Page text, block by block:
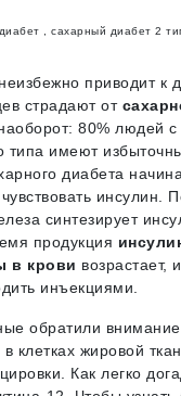
сахарный диабет 2
приводит к
страдают от
80% людей с
типа имеют
диабета
инсулин.
синтезирует
продукция
в крови возрастает,
инъекциями.
обратили
клетках жировой
Как легко